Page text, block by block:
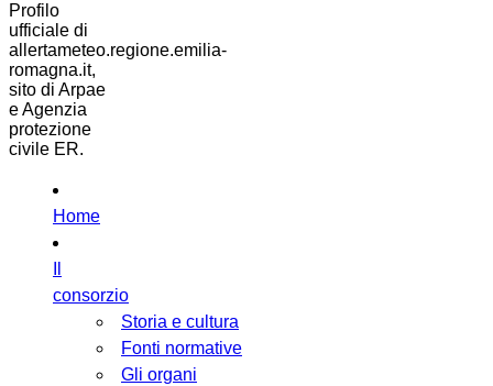
Profilo
ufficiale di
allertameteo.regione.emilia-
romagna.it,
sito di Arpae
e Agenzia
protezione
civile ER.
Home
consorzio
Storia e cultura
Fonti normative
Gli organi